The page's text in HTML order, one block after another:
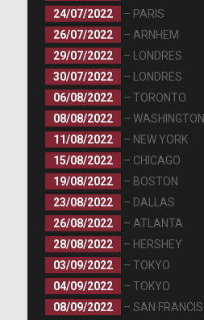
24/07/2022
– PARIS
26/07/2022
– ARNHEM
29/07/2022
– LONDRES
30/07/2022
– LONDRES
06/08/2022
– TORONTO
08/08/2022
–
11/08/2022
– NEW YORK
15/08/2022
– CHICAGO
19/08/2022
– BOSTON
23/08/2022
– DALLAS
26/08/2022
– ATLANTA
28/08/2022
– HERSHEY
03/09/2022
– TOKYO
04/09/2022
– TOKYO
08/09/2022
– SAN